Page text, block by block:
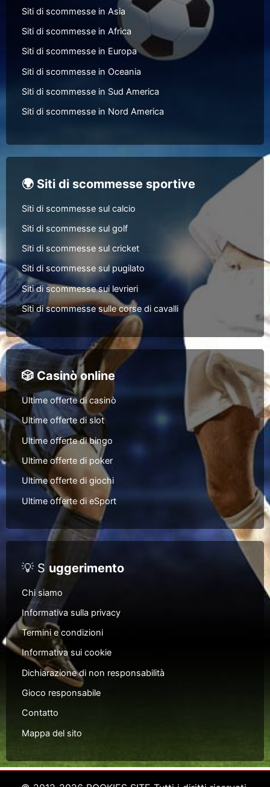
Siti di scommesse in Asia
Siti di scommesse in Africa
Siti di scommesse in Europa
Siti di scommesse in Oceania
Siti di scommesse in Sud America
Siti di scommesse in Nord America
🌍 Siti di scommesse sportive
Siti di scommesse sul calcio
Siti di scommesse sul golf
Siti di scommesse sul cricket
Siti di scommesse sul pugilato
Siti di scommesse sui levrieri
Siti di scommesse sulle corse di cavalli
🎲 Casinò online
Ultime offerte di casinò
Ultime offerte di slot
Ultime offerte di bingo
Ultime offerte di poker
Ultime offerte di giochi
Ultime offerte di eSport
💡 Suggerimento
Chi siamo
Informativa sulla privacy
Termini e condizioni
Informativa sui cookie
Dichiarazione di non responsabilità
Gioco responsabile
Contatto
Mappa del sito